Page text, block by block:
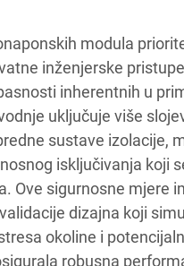
modula
inženjerske
inherentnih u
uključuje više
sustave izolacije,
isključivanja koji
Ove sigurnosne mjere
dizajna koji
okoline i
robusna